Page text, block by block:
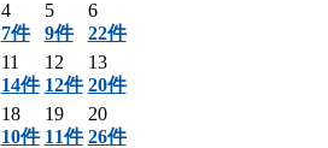
4
7件
5
9件
6
22件
11
14件
12
12件
13
20件
18
10件
19
11件
20
26件